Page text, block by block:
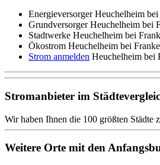
Energieversorger Heuchelheim
Grundversorger Heuchelheim bei
Stadtwerke Heuchelheim bei
Ökostrom Heuchelheim bei
Strom anmelden Heuchelheim bei
Stromanbieter im
Wir haben Ihnen die 100 größten Städte
Weitere Orte mit den